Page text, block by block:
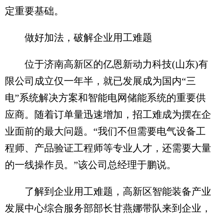
定重要基础。
做好加法，破解企业用工难题
位于济南高新区的亿恩新动力科技(山东)有
限公司成立仅一年半，就已发展成为国内“三
电”系统解决方案和智能电网储能系统的重要供
应商。随着订单量迅速增加，招工难成为摆在企
业面前的最大问题。“我们不但需要电气设备工
程师、产品验证工程师等专业人才，还需要大量
的一线操作员。”该公司总经理于鹏说。
了解到企业用工难题，高新区智能装备产业
发展中心综合服务部部长甘燕娜带队来到企业，